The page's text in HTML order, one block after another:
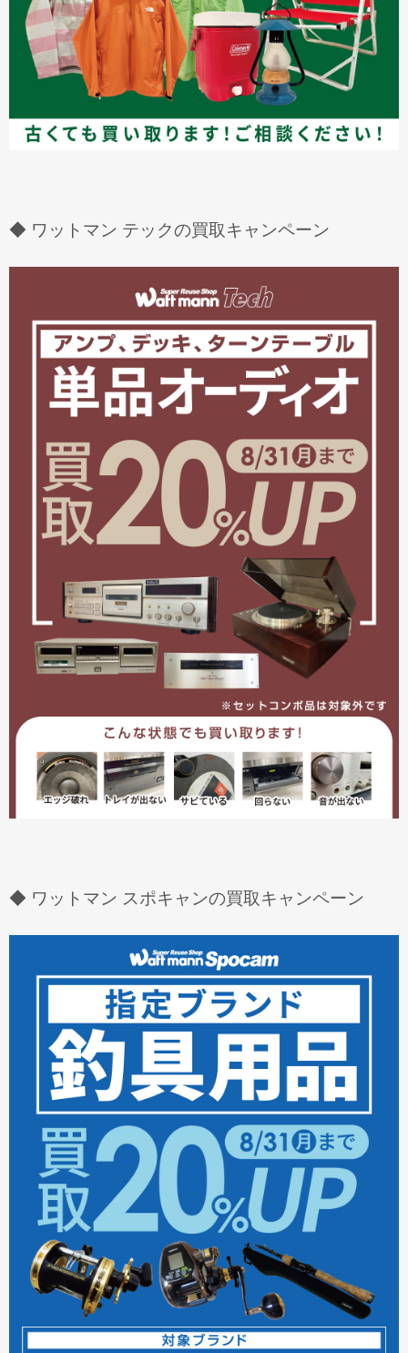
◆ ワットマン テックの買取キャンペーン
◆ ワットマン スポキャンの買取キャンペーン